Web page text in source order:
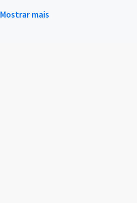
Mostrar mais